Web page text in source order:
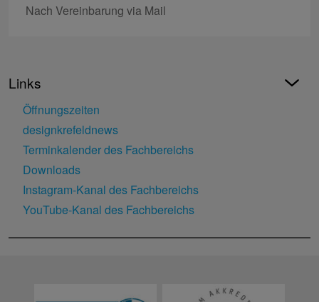
Nach Vereinbarung via Mail
Links
Öffnungszeiten
designkrefeldnews
Terminkalender des Fachbereichs
Downloads
Instagram-Kanal des Fachbereichs
YouTube-Kanal des Fachbereichs